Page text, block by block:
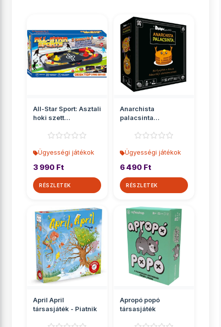
All-Star Sport: Asztali
hoki szett
Ügyességi játékok
3 990 Ft
RÉSZLETEK
Anarchista
palacsinta
Ügyességi játékok
6 490 Ft
RÉSZLETEK
April April
társasjáték - Piatnik
Apropó popó
társasjáték